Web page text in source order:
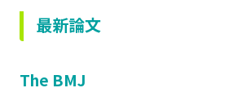
最新論文
The BMJ